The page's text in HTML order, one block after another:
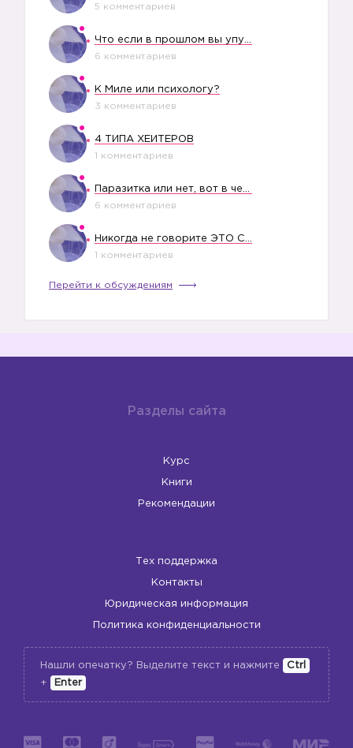
5 комментариев
6 комментариев
К Миле или психологу?
3 комментариев
4 ТИПА ХЕЙТЕРОВ
1 комментариев
6 комментариев
1 комментариев
Перейти к обсуждениям
Разделы сайта
Курс
Книги
Рекомендации
Тех поддержка
Контакты
Юридическая информация
Политика конфиденциальности
Нашли опечатку? Выделите текст и нажмите
Ctrl
+
Enter